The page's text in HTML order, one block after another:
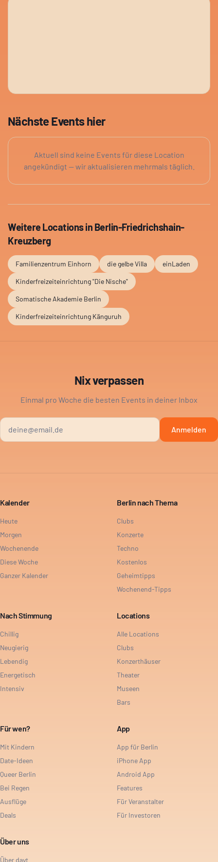
Nächste Events hier
Aktuell sind keine Events für diese Location
angekündigt — wir aktualisieren mehrmals täglich.
Weitere Locations in Berlin-Friedrichshain-
Kreuzberg
Familienzentrum Einhorn die gelbe Villa einLaden
Kinderfreizeiteinrichtung "Die Nische"
Somatische Akademie Berlin
Kinderfreizeiteinrichtung Känguruh
Nix verpassen
Einmal pro Woche die besten Events in deiner Inbox
Anmelden
Kalender
Heute
Morgen
Wochenende
Diese Woche
Ganzer Kalender
Berlin nach Thema
Clubs
Konzerte
Techno
Kostenlos
Geheimtipps
Wochenend-Tipps
Nach Stimmung
Chillig
Neugierig
Lebendig
Energetisch
Intensiv
Locations
Alle Locations
Clubs
Konzerthäuser
Theater
Museen
Bars
Für wen?
Mit Kindern
Date-Ideen
Queer Berlin
Bei Regen
Ausflüge
Deals
App
App für Berlin
iPhone App
Android App
Features
Für Veranstalter
Für Investoren
Über uns
Über dayt